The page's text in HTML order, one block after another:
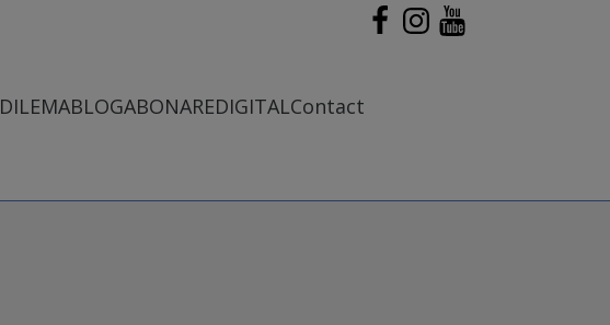
DILEMABLOGABONAREDIGITALContact